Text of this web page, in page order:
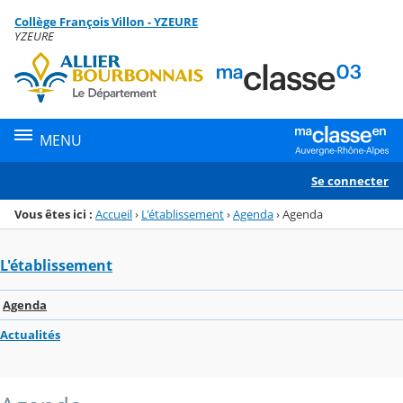
Menu de la rubrique
Contenu
Collège François Villon - YZEURE
YZEURE
MENU
Se connecter
Vous êtes ici : Accueil› L'établissement›Agenda›Agenda
L'établissement
Agenda
Actualités